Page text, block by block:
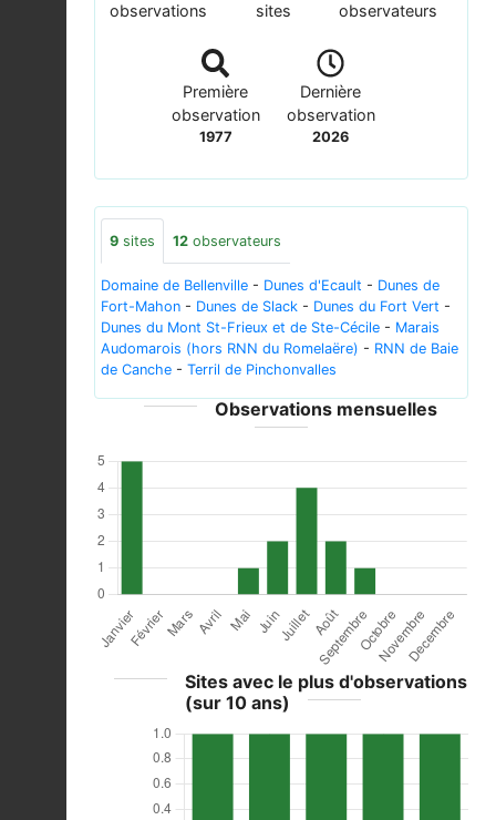
observations sites observateurs
Première
observation
1977
Dernière
observation
2026
9 sites 12 observateurs
Domaine de Bellenville - Dunes d'Ecault - Dunes de
Fort-Mahon - Dunes de Slack - Dunes du Fort Vert -
Dunes du Mont St-Frieux et de Ste-Cécile - Marais
Audomarois (hors RNN du Romelaëre) - RNN de Baie
de Canche - Terril de Pinchonvalles
Observations mensuelles
Sites avec le plus d'observations
(sur 10 ans)